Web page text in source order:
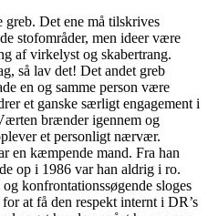
Det ene må tilskrives
stofområder, men ideer være
af virkelyst og skabertrang.
så lav det! Det andet greb
en og samme person være
et ganske særligt engagement i
brænder igennem og
et personligt nærvær.
en kæmpende mand. Fra han
op i 1986 var han aldrig i ro.
konfrontationssøgende sloges
at få den respekt internt i DR’s